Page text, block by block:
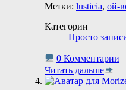
Метки: lusticia, ой-
Категории
Просто
0 Комментарии
Читать дальше